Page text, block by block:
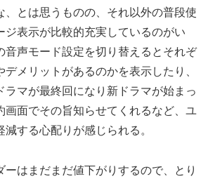
、とは思うものの、それ以外の普段使
ジ表示が比較的充実しているのがい
音声モード設定を切り替えるとそれぞ
メリットがあるのかを表示したり、
ラマが最終回になり新ドラマが始まっ
画面でその旨知らせてくれるなど、ユ
する心配りが感じられる。
ーはまだまだ値下がりするので、とり